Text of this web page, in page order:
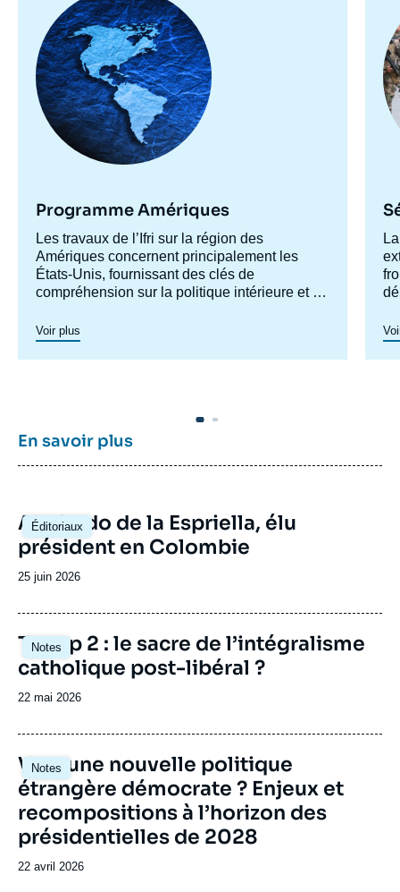
principale
Programme Amériques
Accroche
centre
Les travaux de l’Ifri sur la région des
Amériques concernent principalement les
États-Unis, fournissant des clés de
compréhension sur la politique intérieure et la
appréhender les évolutions de la politique
étrangère et de défense du pays ainsi les
questions transatlantiques et commerciales.
plus active sur cette région. Un
recherche sur le Canada
en 2016, dont les archives restent
accessibles.
Voir plus
En savoir plus
Éditoriaux
Image
principale
Abelardo de la Espriella, élu
président en Colombie
Date
publication
25 juin 2026
Notes
Image
principale
Trump 2 : le sacre de l’intégralisme
catholique post-libéral ?
Date
publication
22 mai 2026
Notes
Image
principale
Vers une nouvelle politique
étrangère démocrate ? Enjeux et
recompositions à l’horizon des
présidentielles de 2028
Date
22 avril 2026